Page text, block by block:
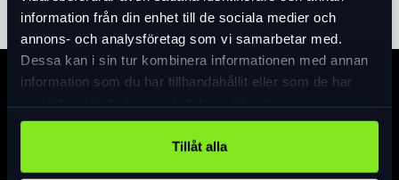
information från din enhet till de sociala medier och
annons- och analysföretag som vi samarbetar med.
Dessa kan i sin tur kombinera informationen med annan
information som du har tillhandahållit eller som de har
Tillåt alla